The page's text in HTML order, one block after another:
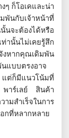
ก็โอเคและน่า
พันกับเจ้าหน้าที่
จะต้องได้หรือ
นั้นไม่เคยรู้สึก
งหากคุณเดิมพัน
แบบตรงอาจ
ต่ก็มีแนวโน้มที่
พาร์เลย์ สินค้า
มสำเร็จในการ
กที่หลากหลาย